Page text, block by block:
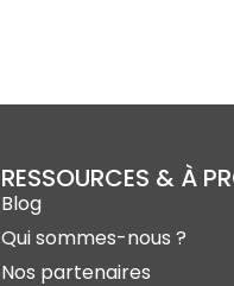
RESSOURCES & À
Blog
Qui sommes-nous ?
Nos partenaires